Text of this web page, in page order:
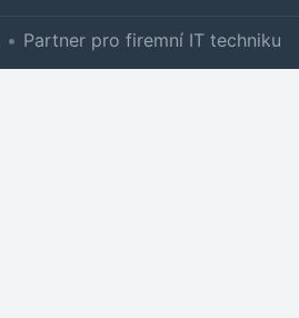
• Partner pro firemní IT techniku